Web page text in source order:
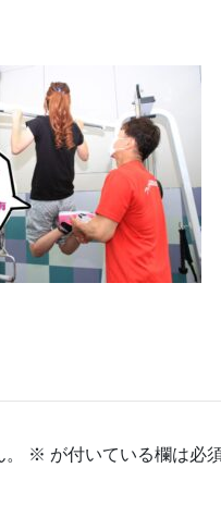
※ が付いている欄は必